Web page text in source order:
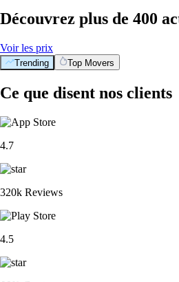
Découvrez plus de 400
Voir les prix
Trending Top Movers
Ce que disent nos clients
4.7
320k Reviews
4.5